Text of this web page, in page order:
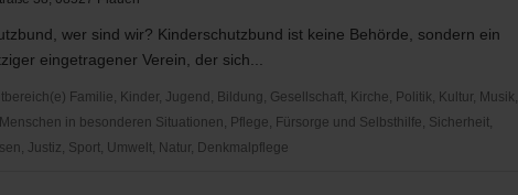
wer sind wir? Kinderschutzbund ist keine Behörde, sondern ein
eingetragener Verein, der sich...
Familie, Kinder, Jugend, Bildung, Gesellschaft, Kirche, Politik, Kultur, Musik,
in besonderen Situationen, Pflege, Fürsorge und Selbsthilfe, Sicherheit,
Justiz, Sport, Umwelt, Natur, Denkmalpflege